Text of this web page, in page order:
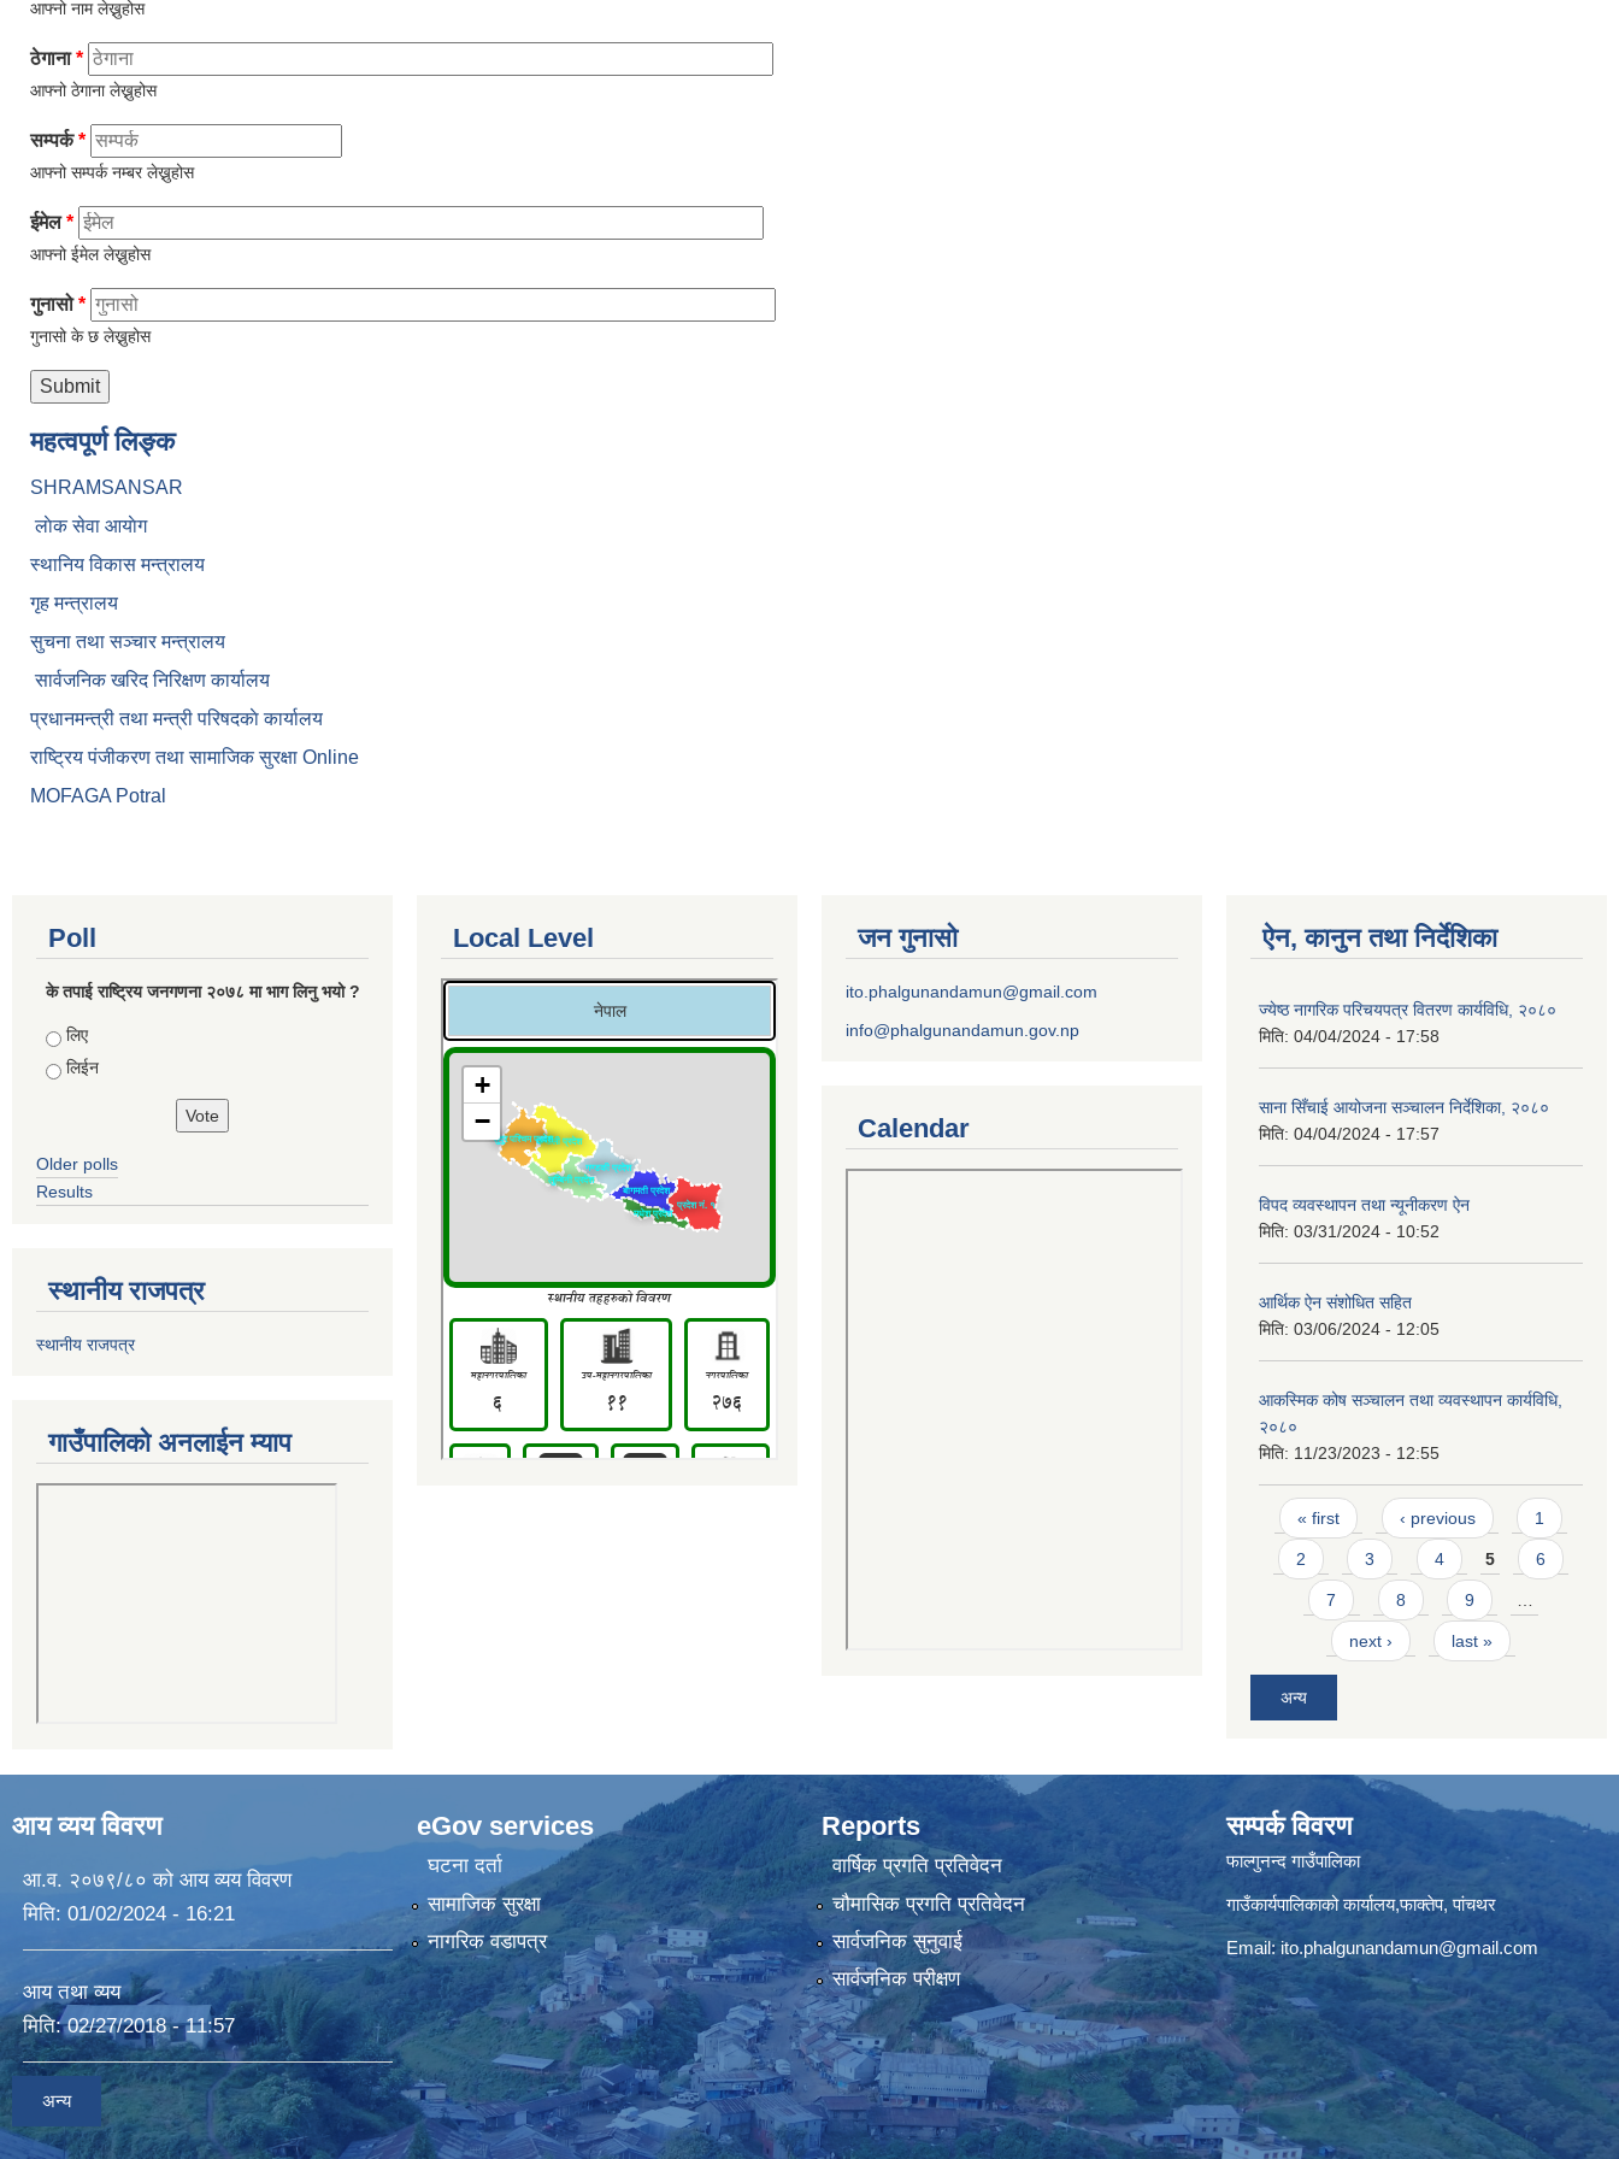
आफ्नो नाम लेख्नुहोस
ठेगाना*
आफ्नो ठेगाना लेख्नुहोस
सम्पर्क*
आफ्नो सम्पर्क नम्बर लेख्नुहोस
ईमेल*
आफ्नो ईमेल लेख्नुहोस
गुनासो*
गुनासो के छ लेख्नुहोस
महत्वपूर्ण लिङ्क
SHRAMSANSAR
लाेक सेवा आयाेग
स्थानिय विकास मन्त्रालय
गृह मन्त्रालय
सुचना तथा सञ्चार मन्त्रालय
सार्वजनिक खरिद निरिक्षण कार्यालय
प्रधानमन्त्री तथा मन्त्री परिषदकाे कार्यालय
राष्ट्रिय पंजीकरण तथा सामाजिक सुरक्षा Online
MOFAGA Potral
Poll
के तपाई राष्ट्रिय जनगणना २०७८ मा भाग लिनु भयो ?
Choices
लिए
लिईन
Older polls
Results
स्थानीय राजपत्र
स्थानीय राजपत्र
गाउँपालिको अनलाईन म्याप
Local Level जन गुनासो
ito.phalgunandamun@gmail.com
info@phalgunandamun.gov.np
Calendar
ऐन, कानुन तथा निर्देशिका
ज्येष्ठ नागरिक परिचयपत्र वितरण कार्यविधि, २०८०
मिति: 04/04/2024 - 17:58
साना सिँचाई आयोजना सञ्चालन निर्देशिका, २०८०
मिति: 04/04/2024 - 17:57
विपद व्यवस्थापन तथा न्यूनीकरण ऐन
मिति: 03/31/2024 - 10:52
आर्थिक ऐन संशोधित सहित
मिति: 03/06/2024 - 12:05
आकस्मिक कोष सञ्चालन तथा व्यवस्थापन कार्यविधि,
२०८०
मिति: 11/23/2023 - 12:55
Pages
« first ‹ previous 1
2 3 4 5 6
7 8 9 …
next › last »
अन्य
आय व्यय विवरण
आ.व. २०७९/८० को आय व्यय विवरण
मिति: 01/02/2024 - 16:21
आय तथा व्यय
मिति:02/27/2018 - 11:57
अन्य
eGov services
घटना दर्ता
सामाजिक सुरक्षा
नागरिक वडापत्र
Reports
वार्षिक प्रगति प्रतिवेदन
चौमासिक प्रगति प्रतिवेदन
सार्वजनिक सुनुवाई
सार्वजनिक परीक्षण
सम्पर्क विवरण
फाल्गुनन्द गाउँपालिका
गाउँकार्यपालिकाको कार्यालय,फाक्तेप, पांचथर
Email: ito.phalgunandamun@gmail.com